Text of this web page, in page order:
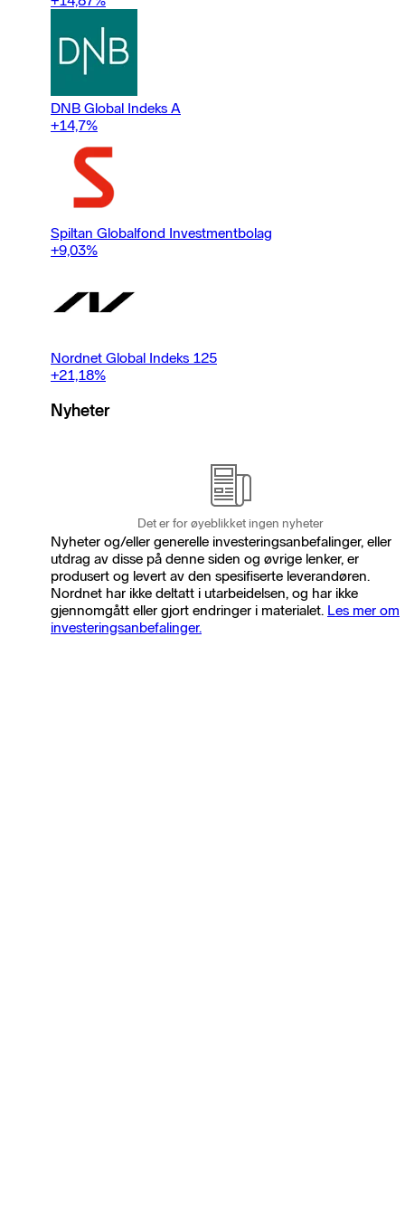
DNB Global Indeks A
+14,7%
Spiltan Globalfond Investmentbolag
+9,03%
Nordnet Global Indeks 125
+21,18%
Nyheter
Det er for øyeblikket ingen nyheter
Nyheter og/eller generelle investeringsanbefalinger, eller
utdrag av disse på denne siden og øvrige lenker, er
produsert og levert av den spesifiserte leverandøren.
Nordnet har ikke deltatt i utarbeidelsen, og har ikke
gjennomgått eller gjort endringer i materialet. Les mer om
investeringsanbefalinger.